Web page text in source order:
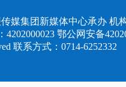
媒集团新媒体中心承办 机
鄂公网安备
联系方式：0714-6252332